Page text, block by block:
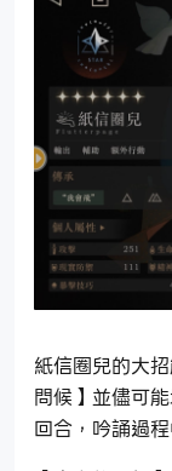
紙信圈兒的大
問候】並儘可
回合，吟誦過